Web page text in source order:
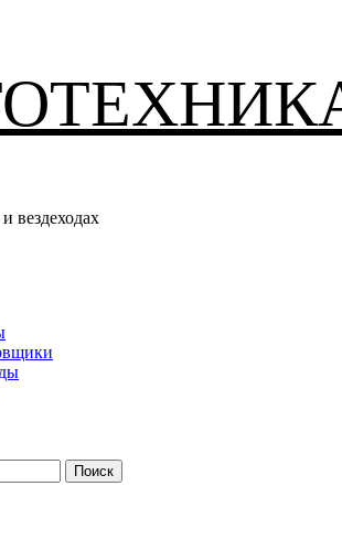
вездеходах